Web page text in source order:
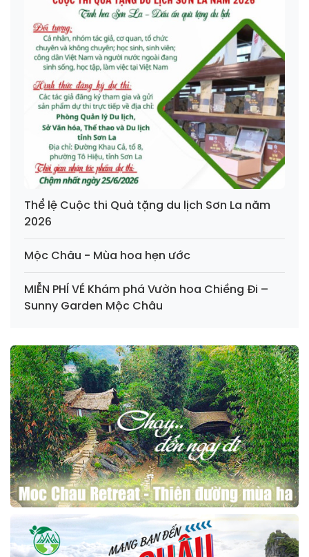
Thể lệ Cuộc thi Quà tặng du lịch Sơn La năm
2026
Mộc Châu - Mùa hoa hẹn ước
MIỄN PHÍ VÉ Khám phá Vườn hoa Chiềng Đi –
Sunny Garden Mộc Châu